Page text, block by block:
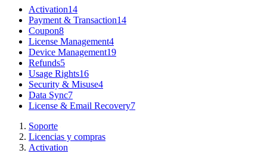
Activation14
Payment & Transaction14
Coupon8
License Management4
Device Management19
Refunds5
Usage Rights16
Security & Misuse4
Data Sync7
License & Email Recovery7
Soporte
Licencias y compras
Activation